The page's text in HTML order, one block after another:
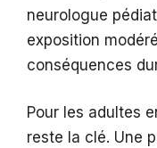
neurologue
exposition
conséquences
Pour les adultes
reste la clé. Une